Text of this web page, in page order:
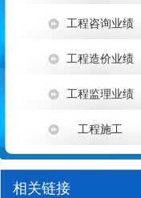
工程咨询业绩
工程造价业绩
工程监理业绩
工程施工
相关链接